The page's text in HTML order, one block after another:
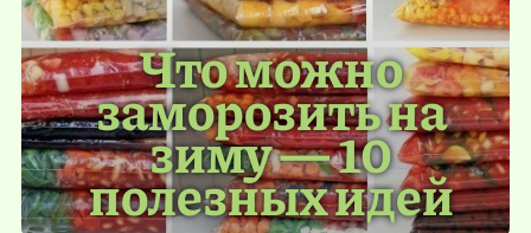
Что можно
заморозить на
зиму — 10
полезных идей